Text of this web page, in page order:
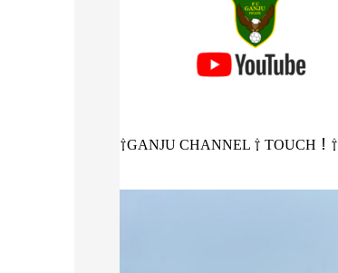
⇧GANJU CHANNEL ⇧ TOUCH！⇧